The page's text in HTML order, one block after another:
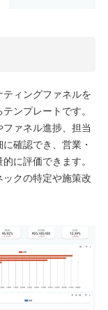
ィングファネルを
ンプレートです。
ァネル進捗、担当
確認でき、営業・
に評価できます。
クの特定や施策改